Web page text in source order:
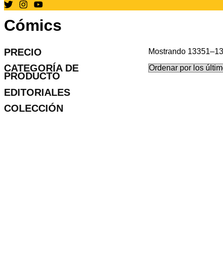
Cómics
PRECIO
CATEGORÍA DE
PRODUCTO
EDITORIALES
COLECCIÓN
Mostrando